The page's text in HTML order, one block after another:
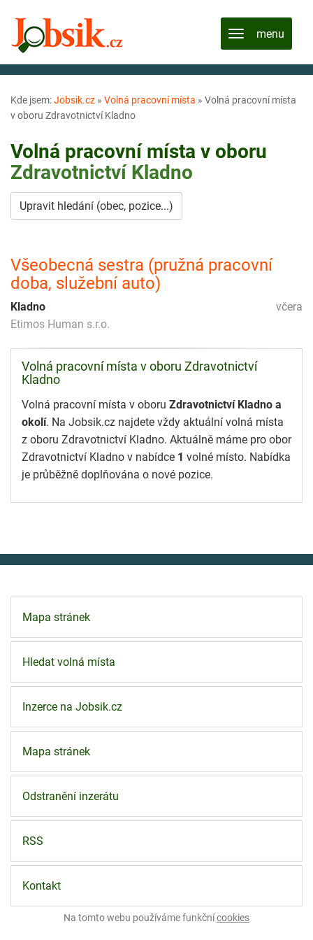
Kde jsem:Jobsik.cz » Volná pracovní místa » Volná pracovní místa
v oboru Zdravotnictví Kladno
Volná pracovní místa v oboru
Zdravotnictví Kladno
Upravit hledání (obec, pozice...)
Všeobecná sestra (pružná pracovní
doba, služební auto)
včera
Kladno
Etimos Human s.r.o.
Volná pracovní místa v oboru Zdravotnictví
Kladno
Volná pracovní místa v oboru Zdravotnictví Kladno a
okolí. Na Jobsik.cz najdete vždy aktuální volná místa
z oboru Zdravotnictví Kladno. Aktuálně máme pro obor
Zdravotnictví Kladno v nabídce 1 volné místo. Nabídka
je průběžně doplňována o nové pozice.
Mapa stránek
Hledat volná místa
Inzerce na Jobsik.cz
Mapa stránek
Odstranění inzerátu
RSS
Kontakt
Na tomto webu používáme funkčnícookies